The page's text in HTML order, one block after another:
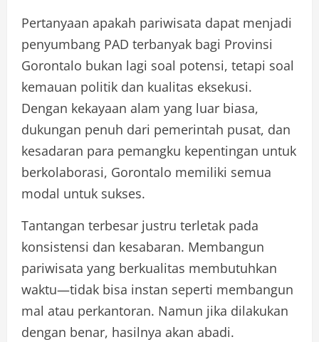
Pertanyaan apakah pariwisata dapat menjadi
penyumbang PAD terbanyak bagi Provinsi
Gorontalo bukan lagi soal potensi, tetapi soal
kemauan politik dan kualitas eksekusi.
Dengan kekayaan alam yang luar biasa,
dukungan penuh dari pemerintah pusat, dan
kesadaran para pemangku kepentingan untuk
berkolaborasi, Gorontalo memiliki semua
modal untuk sukses.
Tantangan terbesar justru terletak pada
konsistensi dan kesabaran. Membangun
pariwisata yang berkualitas membutuhkan
waktu—tidak bisa instan seperti membangun
mal atau perkantoran. Namun jika dilakukan
dengan benar, hasilnya akan abadi.